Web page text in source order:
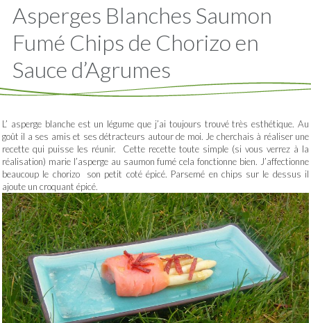
Asperges Blanches Saumon
Fumé Chips de Chorizo en
Sauce d’Agrumes
L’ asperge blanche est un légume que j’ai toujours trouvé très esthétique. Au
goût il a ses amis et ses détracteurs autour de moi. Je cherchais à réaliser une
recette qui puisse les réunir. Cette recette toute simple (si vous verrez à la
réalisation) marie l’asperge au saumon fumé cela fonctionne bien. J’affectionne
beaucoup le chorizo son petit coté épicé. Parsemé en chips sur le dessus il
ajoute un croquant épicé.